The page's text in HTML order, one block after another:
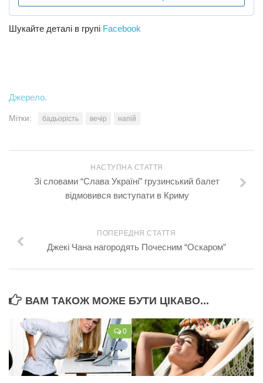
Шукайте деталі в групі Facebook
Джерело.
Мітки: бадьорість вечір напій
НАСТУПНА СТАТТЯ
Зі словами “Слава Україні” грузинський балет
відмовився виступати в Криму
ПОПЕРЕДНЯ СТАТТЯ
Джекі Чана нагородять Почесним “Оскаром”
ВАМ ТАКОЖ МОЖЕ БУТИ ЦІКАВО...
0